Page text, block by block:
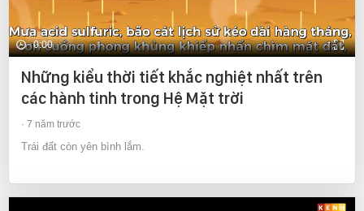
0:00
Những kiểu thời tiết khắc nghiệt nhất trên
các hành tinh trong Hệ Mặt trời
7 năm trước
Trái đất còn yên bình lắm.